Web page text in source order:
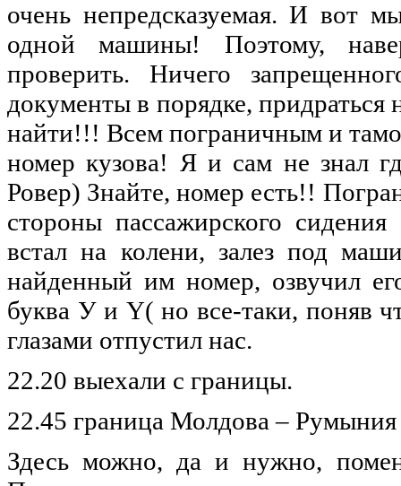
очень непредсказуемая. И вот
одной
машины! Поэтому,
проверить. Ничего
документы в порядке, придраться
найти!!! Всем пограничным и
номер кузова! Я и сам не знал
Ровер) Знайте,номер есть!!
стороны пассажирского сидения
встал на колени, залезпод
найденный им номер, озвучил
буква У и Y(но все-таки, поняв
глазами отпустил нас.
22.20 выехали с границы.
22.45 граница Молдова – Румыния
Здесь можно, да инужно,